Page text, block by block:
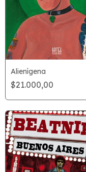
Alienígena
$21.000,00